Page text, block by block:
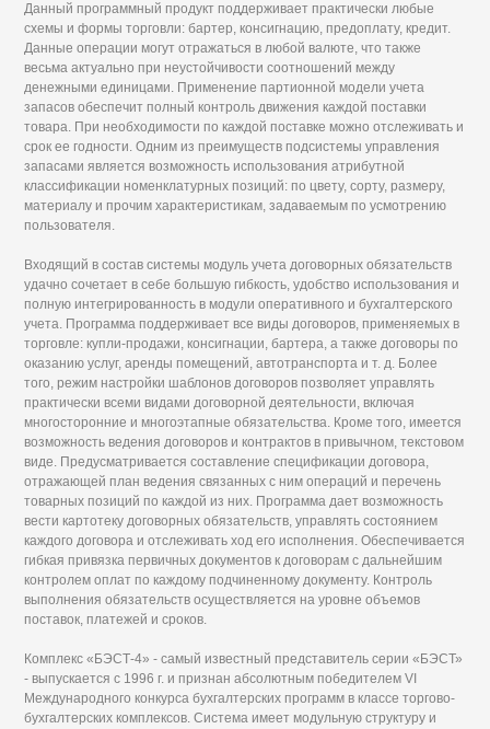
Данный программный продукт поддерживает практически любые
схемы и формы торговли: бартер, консигнацию, предоплату, кредит.
Данные операции могут отражаться в любой валюте, что также
весьма актуально при неустойчивости соотношений между
денежными единицами. Применение партионной модели учета
запасов обеспечит полный контроль движения каждой поставки
товара. При необходимости по каждой поставке можно отслеживать и
срок ее годности. Одним из преимуществ подсистемы управления
запасами является возможность использования атрибутной
классификации номенклатурных позиций: по цвету, сорту, размеру,
материалу и прочим характеристикам, задаваемым по усмотрению
пользователя.
Входящий в состав системы модуль учета договорных обязательств
удачно сочетает в себе большую гибкость, удобство использования и
полную интегрированность в модули оперативного и бухгалтерского
учета. Программа поддерживает все виды договоров, применяемых в
торговле: купли-продажи, консигнации, бартера, а также договоры по
оказанию услуг, аренды помещений, автотранспорта и т. д. Более
того, режим настройки шаблонов договоров позволяет управлять
практически всеми видами договорной деятельности, включая
многосторонние и многоэтапные обязательства. Кроме того, имеется
возможность ведения договоров и контрактов в привычном, текстовом
виде. Предусматривается составление спецификации договора,
отражающей план ведения связанных с ним операций и перечень
товарных позиций по каждой из них. Программа дает возможность
вести картотеку договорных обязательств, управлять состоянием
каждого договора и отслеживать ход его исполнения. Обеспечивается
гибкая привязка первичных документов к договорам с дальнейшим
контролем оплат по каждому подчиненному документу. Контроль
выполнения обязательств осуществляется на уровне объемов
поставок, платежей и сроков.
Комплекс «БЭСТ-4» - самый известный представитель серии «БЭСТ»
- выпускается с 1996 г. и признан абсолютным победителем VI
Международного конкурса бухгалтерских программ в классе торгово-
бухгалтерских комплексов. Система имеет модульную структуру и